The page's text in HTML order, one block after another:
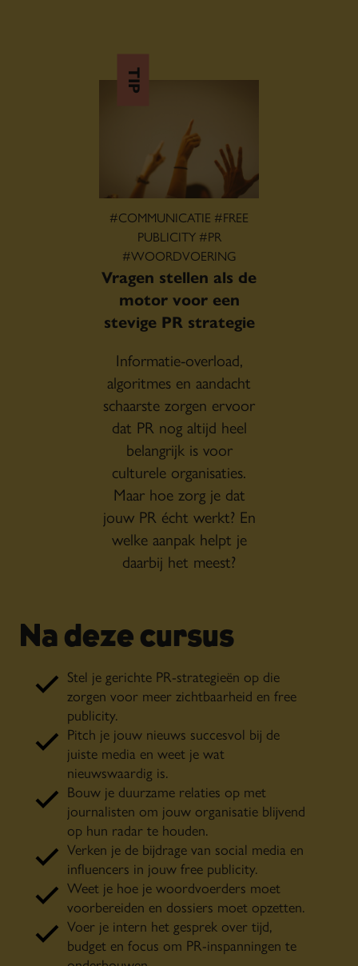
TIP
#COMMUNICATIE #FREE
PUBLICITY #PR
#WOORDVOERING
Vragen stellen als de
motor voor een
stevige PR strategie
Informatie-overload,
algoritmes en aandacht
schaarste zorgen ervoor
dat PR nog altijd heel
belangrijk is voor
culturele organisaties.
Maar hoe zorg je dat
jouw PR écht werkt? En
welke aanpak helpt je
daarbij het meest?
Na deze cursus
Stel je gerichte PR-strategieën op die
zorgen voor meer zichtbaarheid en free
publicity.
Pitch je jouw nieuws succesvol bij de
juiste media en weet je wat
nieuwswaardig is.
Bouw je duurzame relaties op met
journalisten om jouw organisatie blijvend
op hun radar te houden.
Verken je de bijdrage van social media en
influencers in jouw free publicity.
Weet je hoe je woordvoerders moet
voorbereiden en dossiers moet opzetten.
Voer je intern het gesprek over tijd,
budget en focus om PR-inspanningen te